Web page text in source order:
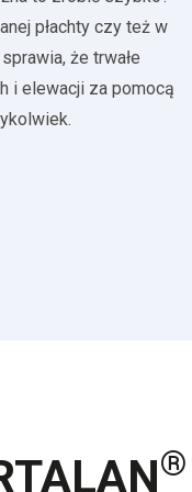
płachty czy też w
że trwałe
i elewacji za pomocą
®